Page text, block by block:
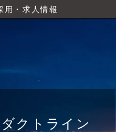
用・求人情報
クトライン